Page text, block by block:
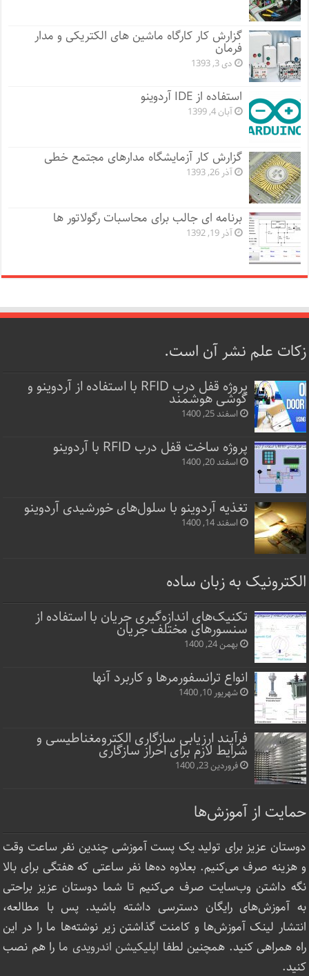
گزارش کار کارگاه ماشین های الکتریکی و مدار
فرمان
دی 3, 1393
استفاده از IDE آردوینو
آبان 4, 1399
گزارش کار آزمایشگاه مدارهای مجتمع خطی
آذر 26, 1393
برنامه ای جالب برای محاسبات رگولاتور ها
آذر 19, 1392
زکات علم نشر آن است.
پروژه قفل‌ درب RFID با استفاده از آردوینو و
گوشی هوشمند
اسفند 25, 1400
پروژه ساخت قفل‌ درب RFID با آردوینو
اسفند 20, 1400
تغذیه آردوینو با سلول‌های خورشیدی آردوینو
اسفند 14, 1400
الکترونیک به زبان ساده
تکنیک‌های اندازه‌گیری جریان با استفاده از
سنسورهای مختلف جریان
بهمن 24, 1400
انواع ترانسفورمرها و کاربرد آنها
شهریور 10, 1400
فرآیند ارزیابی سازگاری الکترومغناطیسی و
شرایط لازم برای احراز سازگاری
فروردین 23, 1400
حمایت از آموزش‌ها
دوستان عزیز برای تولید یک پست آموزشی چندین نفر ساعت‌ وقت
و هزینه صرف می‌کنیم. بعلاوه ده‌ها نفر ساعتی که هفتگی برای بالا
نگه داشتن وب‌سایت صرف ‌می‌کنیم تا شما دوستان عزیز براحتی
به آموزش‌های رایگان دسترسی داشته باشید. پس با مطالعه،
انتشار لینک‌ آموزش‌ها و کامنت گذاشتن زیر نوشته‌‌ها ما را در این
راه همراهی کنید. همچنین لطفا اپلیکیشن اندرویدی ما را هم نصب
کنید.